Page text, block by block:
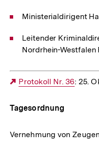
Ministerialdirigent
Leitender
Nordrhein-Westfalen
Externer
Protokoll Nr. 36: 25.
Tagesordnung
Vernehmung von